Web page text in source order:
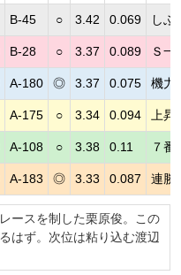
B-45 ○ 3.42 0.069 しぶ
B-28 ○ 3.37 0.089 Ｓ一
A-180 ◎ 3.37 0.075 機力
A-175 ○ 3.34 0.094 上昇
A-108 ○ 3.38 0.11 ７番
A-183 ◎ 3.33 0.087 連勝
ースを制した栗原俊。この
はず。次位は粘り込む渡辺